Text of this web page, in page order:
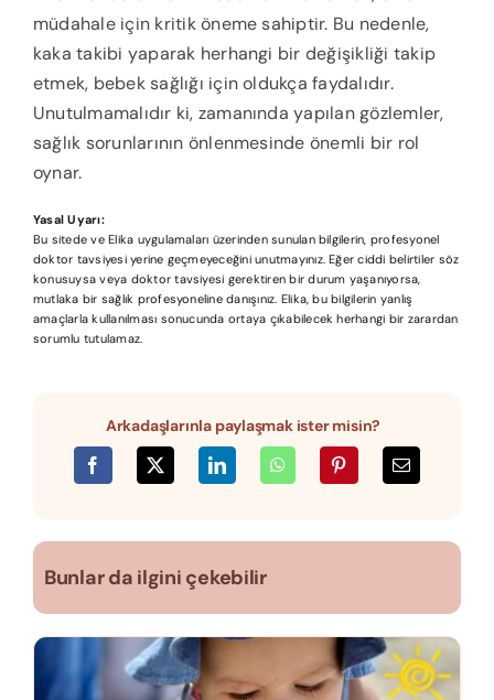
müdahale için kritik öneme sahiptir. Bu nedenle,
kaka takibi yaparak herhangi bir değişikliği takip
etmek, bebek sağlığı için oldukça faydalıdır.
Unutulmamalıdır ki, zamanında yapılan gözlemler,
sağlık sorunlarının önlenmesinde önemli bir rol
oynar.
Yasal Uyarı:
Bu sitede ve Elika uygulamaları üzerinden sunulan bilgilerin, profesyonel
doktor tavsiyesi yerine geçmeyeceğini unutmayınız. Eğer ciddi belirtiler söz
konusuysa veya doktor tavsiyesi gerektiren bir durum yaşanıyorsa,
mutlaka bir sağlık profesyoneline danışınız. Elika, bu bilgilerin yanlış
amaçlarla kullanılması sonucunda ortaya çıkabilecek herhangi bir zarardan
sorumlu tutulamaz.
Arkadaşlarınla paylaşmak ister misin?
Bunlar da ilgini çekebilir